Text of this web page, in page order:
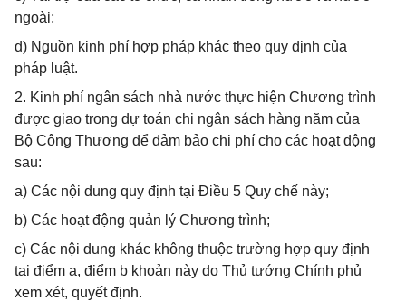
ngoài;
d) Nguồn kinh phí hợp pháp khác theo quy định của
pháp luật.
2. Kinh phí ngân sách nhà nước thực hiện Chương trình
được giao trong dự toán chi ngân sách hàng năm của
Bộ Công Thương để đảm bảo chi phí cho các hoạt động
sau:
a) Các nội dung quy định tại Điều 5 Quy chế này;
b) Các hoạt động quản lý Chương trình;
c) Các nội dung khác không thuộc trường hợp quy định
tại điểm a, điểm b khoản này do Thủ tướng Chính phủ
xem xét, quyết định.